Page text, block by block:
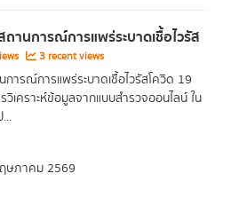
านการณ์การแพร่ระบาดเชื้อไวรัส
3 recent views
ารณ์การแพร่ระบาดเชื้อไวรัสโควิด 19
เคราะห์ข้อมูลจากแบบสำรวจออนไลน์ ใน
ภาคม 2569